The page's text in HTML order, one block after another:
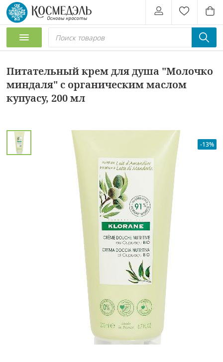
Питательный крем для душа "Молочко
миндаля" с органическим маслом
купуасу, 200 мл
-13%